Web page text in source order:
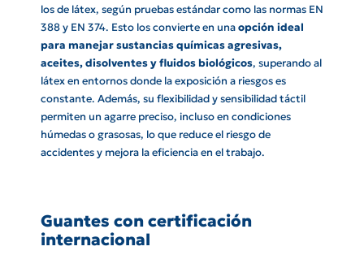
los de látex, según pruebas estándar como las normas EN
388 y EN 374. Esto los convierte en unaopción ideal
para manejar sustancias químicas agresivas,
aceites, disolventes y fluidos biológicos, superando al
látex en entornos donde la exposición a riesgos es
constante. Además, su flexibilidad y sensibilidad táctil
permiten un agarre preciso, incluso en condiciones
húmedas o grasosas, lo que reduce el riesgo de
accidentes y mejora la eficiencia en el trabajo.
Guantes con certificación
internacional